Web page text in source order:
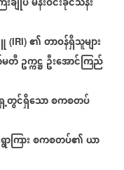
(IRI) ၏တာဝန်ရှိသူများ
မတီဥက္ကဋ္ဌ ဦးအောင်ကြည်
ေ့တွင်ရှိသောစကစတပ်
ကြားစကစတပ်၏ယာ